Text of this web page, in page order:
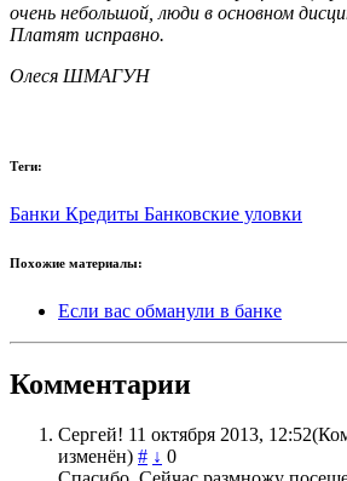
очень небольшой, люди в основном
Платят исправно.
Олеся ШМАГУН
Теги:
Банки Кредиты Банковские уловки
Похожие материалы:
Если вас обманули в банке
Комментарии
Сергей! 11 октября 2013, 12:52
изменён) # ↓ 0